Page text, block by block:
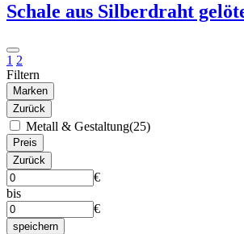
Schale aus Silberdraht
1 2
Filtern
Marken
Zurück
Metall & Gestaltung(25)
Preis
Zurück
€
bis
€
speichern